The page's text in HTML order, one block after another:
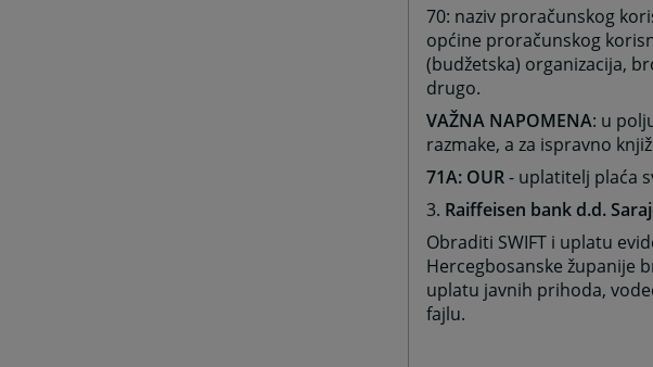
70: naziv proračunskog
općine proračunskog
(budžetska) organizacija,
drugo.
VAŽNA NAPOMENA: u
razmake, a za ispravno
71A: OUR- uplatitelj plaća
3. Raiffeisen bank d.d.
Obraditi SWIFT i uplatu
Hercegbosanske županije
uplatu javnih prihoda,
fajlu.